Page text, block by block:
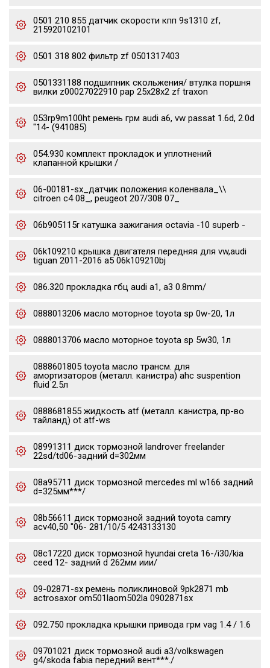
0501 210 855 датчик скорости кпп 9s1310 zf,
215920102101
0501 318 802 фильтр zf 0501317403
0501331188 подшипник скольжения/ втулка поршня
вилки z00027022910 pap 25x28x2 zf traxon
053rp9m100ht ремень грм audi a6, vw passat 1.6d, 2.0d
"14- (941085)
054.930 комплект прокладок и уплотнений
клапанной крышки /
06-00181-sx_датчик положения коленвала_\\
citroen c4 08_, peugeot 207/308 07_
06b905115r катушка зажигания octavia -10 superb -
06k109210 крышка двигателя передняя для vw,audi
tiguan 2011-2016 a5 06k109210bj
086.320 прокладка гбц audi a1, a3 0.8mm/
0888013206 масло моторное toyota sp 0w-20, 1л
0888013706 масло моторное toyota sp 5w30, 1л
0888601805 toyota масло трансм. для
амортизаторов (металл. канистра) ahc suspention
fluid 2.5л
0888681855 жидкость atf (металл. канистра, пр-во
тайланд) ot atf-ws
08991311 диск тормозной landrover freelander
22sd/td06-задний d=302мм
08a95711 диск тормозной mercedes ml w166 задний
d=325мм***/
08b56611 диск тормозной задний toyota camry
acv40,50 "06- 281/10/5 4243133130
08c17220 диск тормозной hyundai creta 16-/i30/kia
ceed 12- задний d 262мм иии/
09-02871-sx ремень поликлиновой 9pk2871 mb
actrosaxor om501laom502la 0902871sx
092.750 прокладка крышки привода грм vag 1.4 / 1.6
09701021 диск тормозной audi a3/volkswagen
g4/skoda fabia передний вент***./